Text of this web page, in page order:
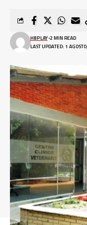
LAST UPDATED: 1
HBPLAY 2 MIN READ